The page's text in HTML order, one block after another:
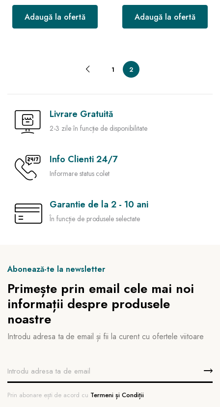
Adaugă la ofertă Adaugă la ofertă
1 2
Livrare Gratuită
2-3 zile în funcție de disponibilitate
Info Clienti 24/7
Informare status colet
Garantie de la 2 - 10 ani
În funcție de produsele selectate
Abonează-te la newsletter
Primește prin email cele mai noi
informații despre produsele
noastre
Introdu adresa ta de email și fii la curent cu ofertele viitoare
Prin abonare ești de acord cu Termeni și Condiții